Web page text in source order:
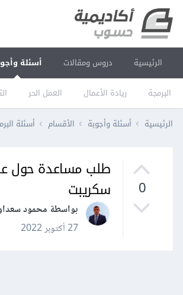
الرئيسية دروس ومقالات أسئلة
البرمجة ريادة الأعمال العمل الحر
الرئيسية أسئلة وأجوبة الأقسام أسئلة
0
طلب مساعدة حول
سكريبت
بواسطة محمود
27 أكتوبر 2022